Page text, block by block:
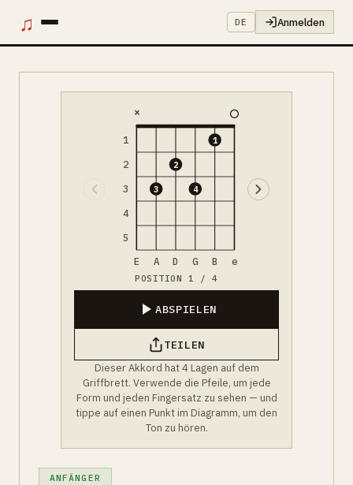
♫ DE Anmelden
1
2
3
4
5
×
3
2
4
1
E A D G B e
POSITION 1 / 4
ABSPIELEN
TEILEN
Dieser Akkord hat 4 Lagen auf dem
Griffbrett. Verwende die Pfeile, um jede
Form und jeden Fingersatz zu sehen — und
tippe auf einen Punkt im Diagramm, um den
Ton zu hören.
ANFÄNGER